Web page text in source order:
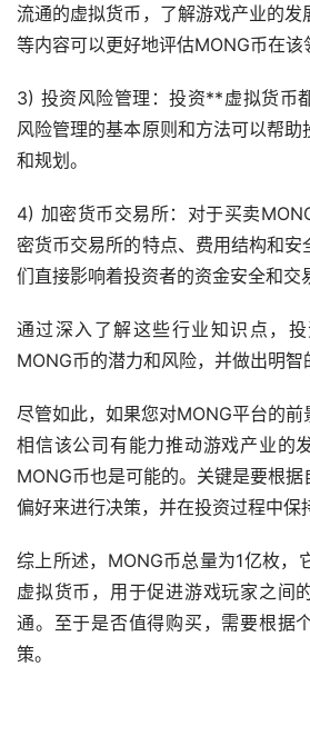
流通的虚拟货币，了解游戏产业的发
等内容可以更好地评估MONG币在该
3) 投资风险管理：投资**虚拟货币
风险管理的基本原则和方法可以帮助
和规划。
4) 加密货币交易所：对于买卖
密货币交易所的特点、费用结构和安
们直接影响着投资者的资金安全和交
通过深入了解这些行业知识点，
MONG币的潜力和风险，并做出明智
尽管如此，如果您对MONG平台的前
相信该公司有能力推动游戏产业的
MONG币也是可能的。关键是要根
偏好来进行决策，并在投资过程中保
综上所述，MONG币总量为1亿枚，
虚拟货币，用于促进游戏玩家之间
通。至于是否值得购买，需要根据
策。